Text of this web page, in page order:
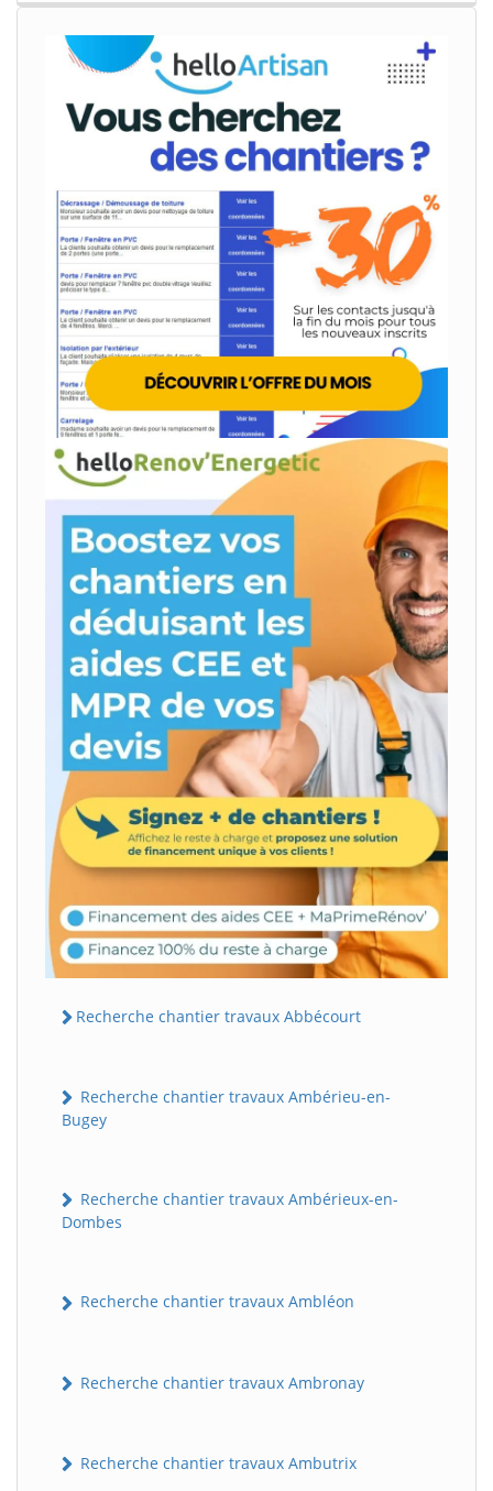
Recherche chantier travaux Abbécourt
Recherche chantier travaux Ambérieu-en-
Bugey
Recherche chantier travaux Ambérieux-en-
Dombes
Recherche chantier travaux Ambléon
Recherche chantier travaux Ambronay
Recherche chantier travaux Ambutrix